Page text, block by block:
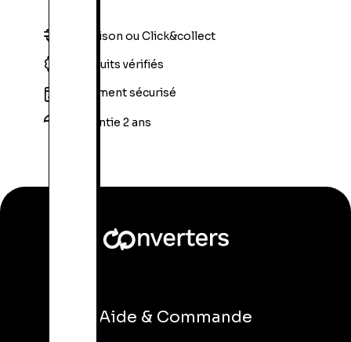
Livraison ou Click&collect
Produits vérifiés
Paiement sécurisé
Garantie 2 ans
Aide & Commande